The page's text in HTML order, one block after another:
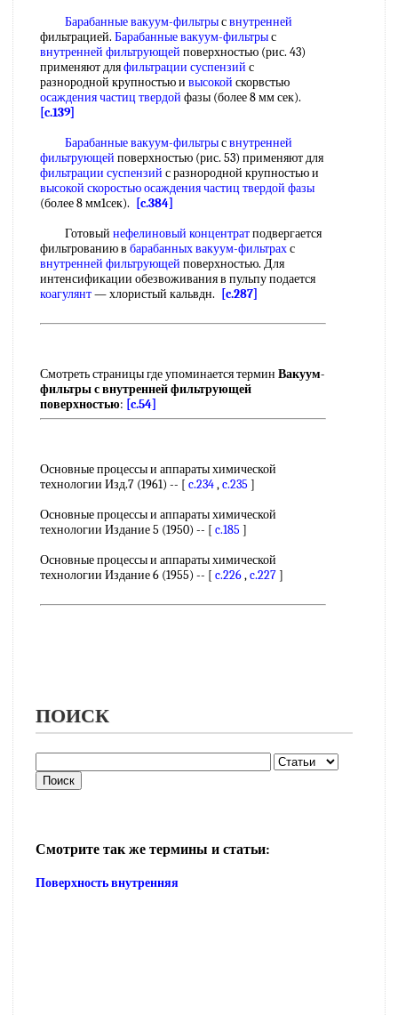
Барабанные вакуум-фильтрысвнутренней
фильтрацией. Барабанные вакуум-фильтрыс
внутренней фильтрующей поверхностью (рис. 43)
применяют дляфильтрации суспензий с
разнородной крупностью и высокой скорвстью
осаждения частиц твердой фазы (более 8 мм сек).
[c.139]
Барабанные вакуум-фильтрысвнутренней
фильтрующей поверхностью (рис. 53) применяют для
фильтрации суспензий с разнородной крупностью и
высокой скоростью осаждения частиц твердой фазы
(более 8 мм1сек).
[c.384]
Готовый нефелиновый концентратподвергается
фильтрованию в барабанных вакуум-фильтрахс
внутренней фильтрующей поверхностью. Для
интенсификации обезвоживания в пульпу подается
коагулянт— хлористый кальвдн. [c.287]
Смотреть страницы где упоминается термин Вакуум-
фильтры с внутренней фильтрующей
поверхностью: [c.54]
Основные процессы и аппараты химической
технологии Изд.7 (1961) -- [ c.234,c.235 ]
Основные процессы и аппараты химической
технологии Издание 5 (1950) -- [ c.185 ]
Основные процессы и аппараты химической
технологии Издание 6 (1955) -- [ c.226,c.227]
ПОИСК
Смотрите так же термины и статьи:
Поверхность внутренняя